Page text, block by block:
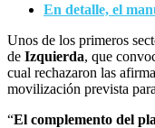
En detalle, el
Unos de los primeros
de Izquierda, que
cual rechazaron las
movilización prevista
“El complemento del